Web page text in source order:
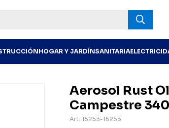
HOGAR Y JARDÍNSANITARIA
Aerosol Rust
Campestre
16253-16253